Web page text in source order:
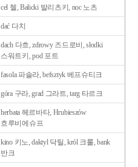
cel 첼, Balicki 발리츠키, noc 노츠
dać 다치
dach 다흐, zdrowy 즈드로비, słodki
스워트키, pod 포트
fasola 파솔라, befsztyk 베프슈티크
góra 구라, grad 그라트, targ 타르크
herbata 헤르바타, Hrubieszów
흐루비에슈프
kino 키노, daktyl 닥틸, król 크룰, bank
반크